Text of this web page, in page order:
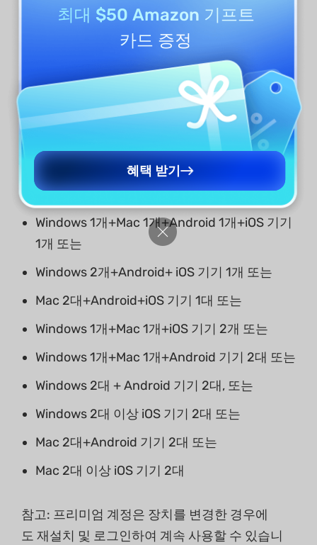
프리미엄 계정 1개는 데스크톱 2개 (Windows 1개
+Mac 1개 또는 Windows 2개 또는 Mac 2개) 와 모
바일 장치 2개 (iOS 1개+Android 2개 또는 iOS 2
개 또는 Android 2개 또는 Android 2개)에서 사용
할 수 있습니다.
아래에 설명된 장치 지원 기준을 읽으면, 훨씬 더
잘 이해할 수 있습니다.
Windows 1개+Mac 1개+Android 1개+iOS 기기
1개 또는
Windows 2개+Android+ iOS 기기 1개 또는
Mac 2대+Android+iOS 기기 1대 또는
Windows 1개+Mac 1개+iOS 기기 2개 또는
Windows 1개+Mac 1개+Android 기기 2대 또는
Windows 2대 + Android 기기 2대, 또는
Windows 2대 이상 iOS 기기 2대 또는
Mac 2대+Android 기기 2대 또는
Mac 2대 이상 iOS 기기 2대
참고: 프리미엄 계정은 장치를 변경한 경우에
도 재설치 및 로그인하여 계속 사용할 수 있습니
최대 $50 Amazon 기프트
카드 증정
혜택 받기